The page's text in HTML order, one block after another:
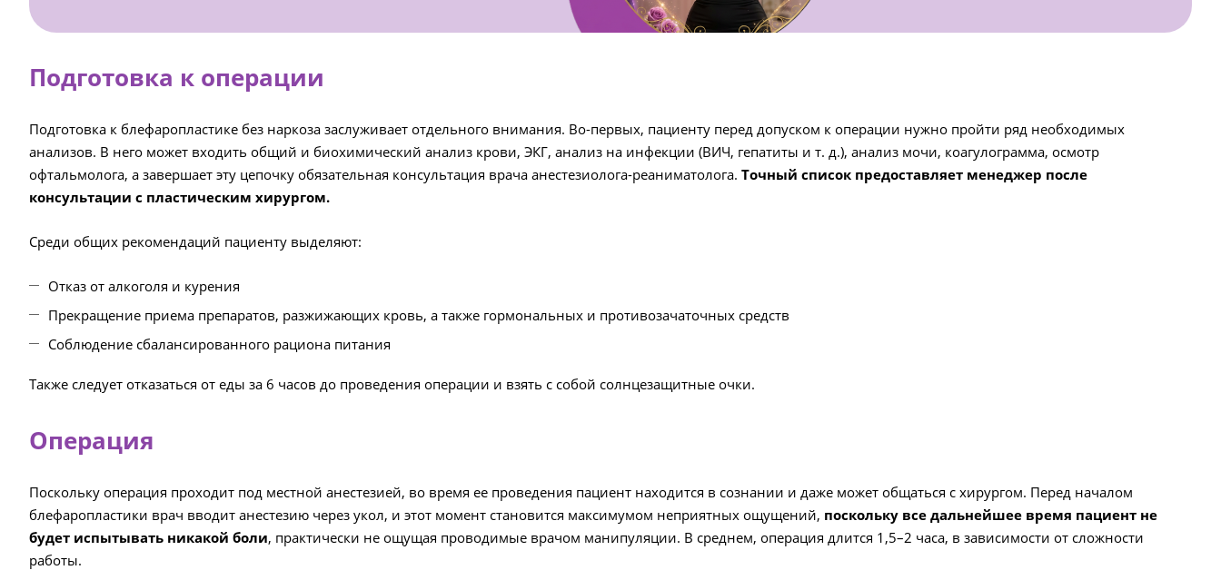
Подготовка к операции
Подготовка к блефаропластике без наркоза заслуживает отдельного внимания. Во-первых, пациенту перед допуском к операции нужно пройти ряд необходимых
анализов. В него может входить общий и биохимический анализ крови, ЭКГ, анализ на инфекции (ВИЧ, гепатиты и т. д.), анализ мочи, коагулограмма, осмотр
офтальмолога, а завершает эту цепочку обязательная консультация врача анестезиолога-реаниматолога. Точный список предоставляет менеджер после
консультации с пластическим хирургом.
Среди общих рекомендаций пациенту выделяют:
Отказ от алкоголя и курения
Прекращение приема препаратов, разжижающих кровь, а также гормональных и противозачаточных средств
Соблюдение сбалансированного рациона питания
Также следует отказаться от еды за 6 часов до проведения операции и взять с собой солнцезащитные очки.
Операция
Поскольку операция проходит под местной анестезией, во время ее проведения пациент находится в сознании и даже может общаться с хирургом. Перед началом
блефаропластики врач вводит анестезию через укол, и этот момент становится максимумом неприятных ощущений, поскольку все дальнейшее время пациент не
будет испытывать никакой боли, практически не ощущая проводимые врачом манипуляции. В среднем, операция длится 1,5–2 часа, в зависимости от сложности
работы.